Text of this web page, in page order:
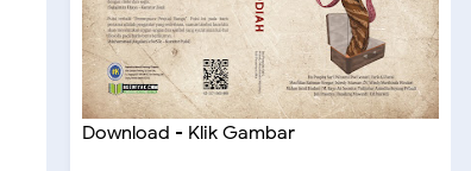
Download - Klik Gambar